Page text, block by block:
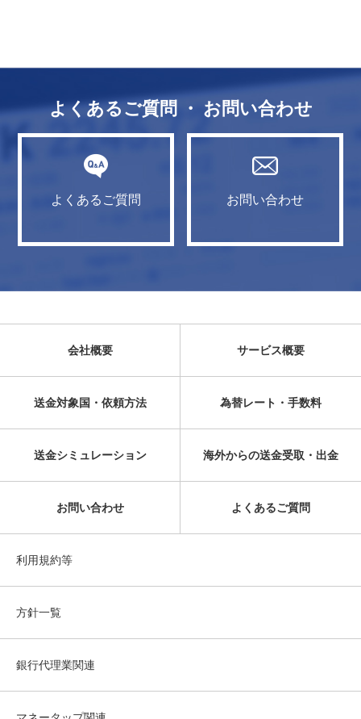
よくあるご質問 ・ お問い合わせ
よくあるご質問 お問い合わせ
会社概要 サービス概要
送金対象国・依頼方法 為替レート・手数料
送金シミュレーション 海外からの送金受取・出金
お問い合わせ よくあるご質問
利用規約等
方針一覧
銀行代理業関連